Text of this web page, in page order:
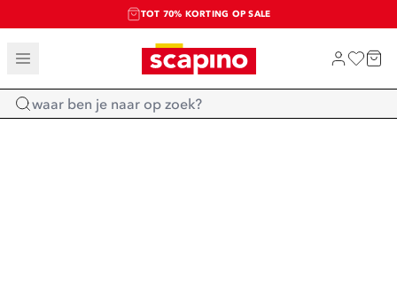
TOT 70% KORTING OP SALE
SALE: LAATSTE KANS!
SHOP NIEUW
Home